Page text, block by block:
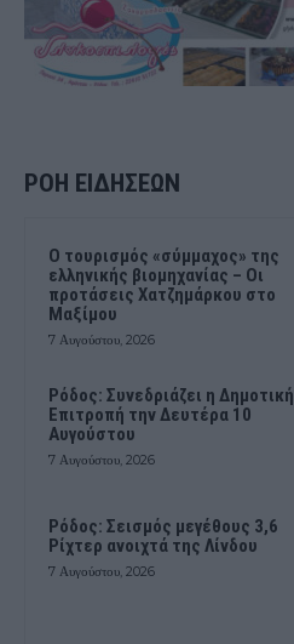
ΡΟΗ ΕΙΔΗΣΕΩΝ
Ο τουρισμός «σύμμαχος» της
ελληνικής βιομηχανίας – Οι
προτάσεις Χατζημάρκου στο
Μαξίμου
7 Αυγούστου, 2026
Ρόδος: Συνεδριάζει η Δημοτική
Επιτροπή την Δευτέρα 10
Αυγούστου
7 Αυγούστου, 2026
Ρόδος: Σεισμός μεγέθους 3,6
Ρίχτερ ανοιχτά της Λίνδου
7 Αυγούστου, 2026